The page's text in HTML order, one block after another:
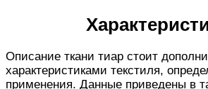
Описание ткани тиар стоит
характеристиками текстиля,
применения. Данные приведены в